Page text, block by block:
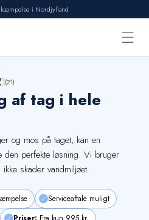
i Nordjylland
(21)
af tag i hele
og mos på taget, kan en
den perfekte løsning. Vi bruger
skader vandmiljøet.
Serviceaftale muligt